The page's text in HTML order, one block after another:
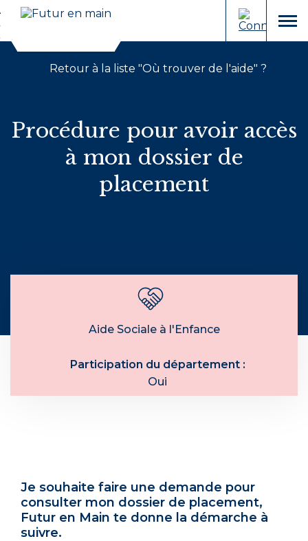
Aller
au
contenu
Aller
à
la
recherche
Retour à la liste "Où trouver de l'aide" ?
Procédure pour avoir accès
à mon dossier de
placement
Aide Sociale à l'Enfance
Participation du département :
Oui
Je souhaite faire une demande pour
consulter mon dossier de placement,
Futur en Main te donne la démarche à
suivre.
Cookies et traceurs utilisés sur ce site.